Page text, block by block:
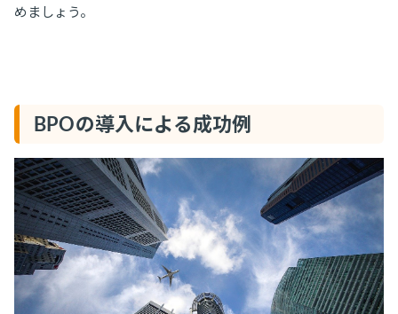
めましょう。
BPOの導入による成功例